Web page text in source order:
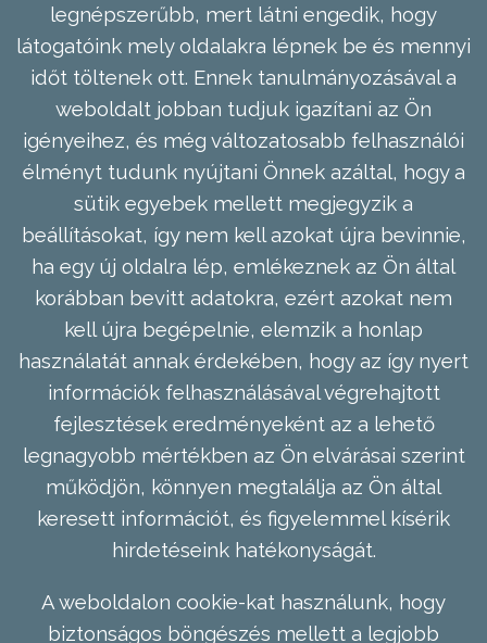
legnépszerűbb, mert látni engedik, hogy
látogatóink mely oldalakra lépnek be és mennyi
időt töltenek ott. Ennek tanulmányozásával a
weboldalt jobban tudjuk igazítani az Ön
igényeihez, és még változatosabb felhasználói
élményt tudunk nyújtani Önnek azáltal, hogy a
sütik egyebek mellett megjegyzik a
beállításokat, így nem kell azokat újra bevinnie,
ha egy új oldalra lép, emlékeznek az Ön által
korábban bevitt adatokra, ezért azokat nem
kell újra begépelnie, elemzik a honlap
használatát annak érdekében, hogy az így nyert
információk felhasználásával végrehajtott
fejlesztések eredményeként az a lehető
legnagyobb mértékben az Ön elvárásai szerint
működjön, könnyen megtalálja az Ön által
keresett információt, és figyelemmel kísérik
hirdetéseink hatékonyságát.
A weboldalon cookie-kat használunk, hogy
biztonságos böngészés mellett a legjobb